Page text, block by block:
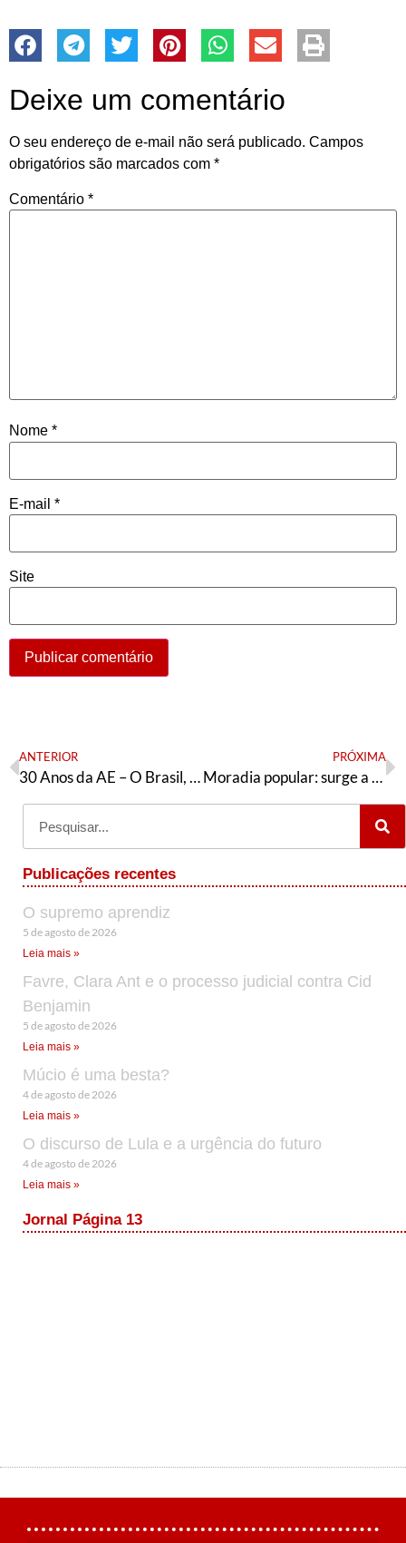
Deixe um comentário
O seu endereço de e-mail não será publicado. Campos
obrigatórios são marcados com *
Comentário *
Nome *
E-mail *
Site
ANTERIOR
30 Anos da AE – O Brasil, o PT e a AE durante os governos petistas (2003-2016)
PRÓXIMA
Moradia popular: surge a ocupação Leidiane em Brasília
Publicações recentes
O supremo aprendiz
5 de agosto de 2026
Leia mais »
Favre, Clara Ant e o processo judicial contra Cid
Benjamin
5 de agosto de 2026
Leia mais »
Múcio é uma besta?
4 de agosto de 2026
Leia mais »
O discurso de Lula e a urgência do futuro
4 de agosto de 2026
Leia mais »
Jornal Página 13